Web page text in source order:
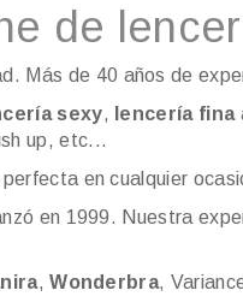
de
Más de 40 años de
sexy, lencería fina
up, etc...
en cualquier
en 1999. Nuestra
,Wonderbra,